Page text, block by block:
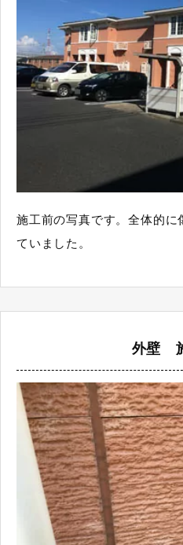
施工前の写真です。全体的に
ていました。
外壁